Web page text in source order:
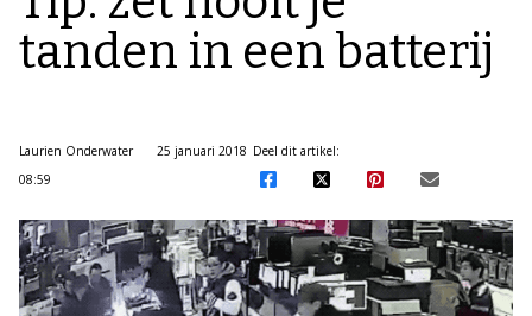
tanden in een batterij
Laurien Onderwater
25 januari 2018
08:59
Deel dit artikel: